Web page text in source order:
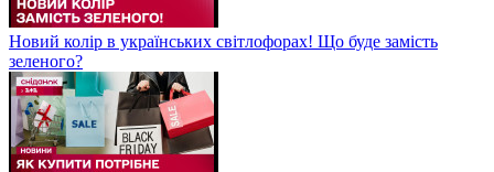
Новий колір в українських світлофорах! Що буде замість
зеленого?